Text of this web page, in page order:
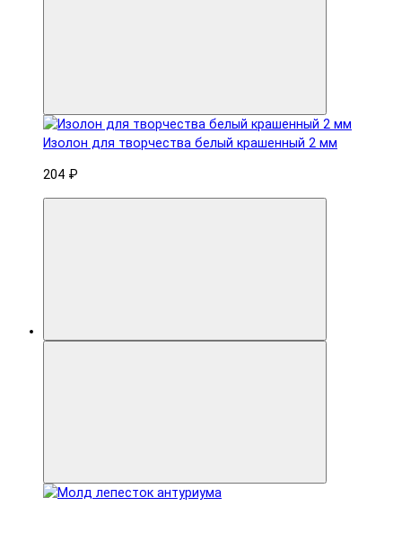
Изолон для творчества белый крашенный 2 мм
204 ₽